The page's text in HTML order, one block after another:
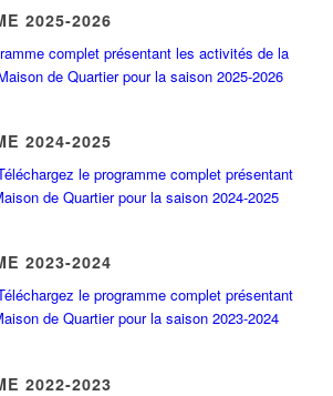
2025-2026
complet présentant les activités de la
de Quartier pour la saison 2025-2026
2024-2025
le programme complet présentant
de Quartier pour la saison 2024-2025
2023-2024
le programme complet présentant
de Quartier pour la saison 2023-2024
2022-2023